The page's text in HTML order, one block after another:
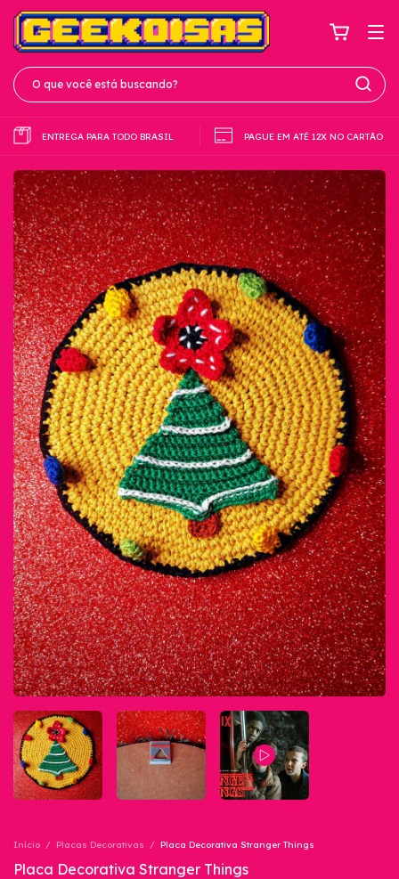
ENTREGA PARA TODO BRASIL PAGUE EM ATÉ 12X NO CARTÃO
Início / Placas Decorativas / Placa Decorativa Stranger Things
Placa Decorativa Stranger Things